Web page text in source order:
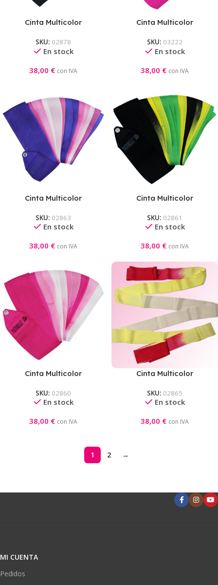
Cinta Multicolor
Negro-Rojo-Blanco
SKU: 02878
En stock
38,00 € con IVA
Cinta Multicolor
Magenta-Verde Lima-
Rosa
SKU: 03222
En stock
38,00 € con IVA
Cinta Multicolor
Violeta-Rosa-Blanco
SKU: 02863
En stock
38,00 € con IVA
Cinta Multicolor
Negro-Amarillo-Verde
SKU: 02861
En stock
38,00 € con IVA
Cinta Multicolor
Magenta-Rosa-Blanco
SKU: 02860
En stock
38,00 € con IVA
Cinta Multicolor
Magenta-Amarillo-Blanco
SKU: 02865
En stock
38,00 € con IVA
1 2 →
MI CUENTA
Pedidos